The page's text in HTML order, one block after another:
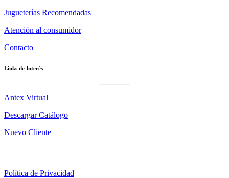
Jugueterías Recomendadas
Atención al consumidor
Contacto
Links de Interés
Antex Virtual
Descargar Catálogo
Nuevo Cliente
Política de Privacidad